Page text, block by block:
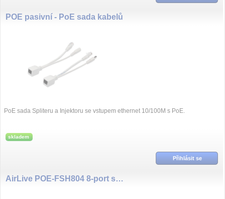
POE pasivní - PoE sada kabelů
PoE sada Spliteru a Injektoru se vstupem ethernet 10/100M s PoE.
skladem
Přihlásit se
AirLive POE-FSH804 8-port switch 4x PoE